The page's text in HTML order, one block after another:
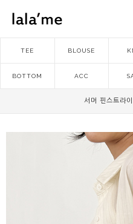
TEE BLOUSE
BOTTOM ACC
서머 핀스트라